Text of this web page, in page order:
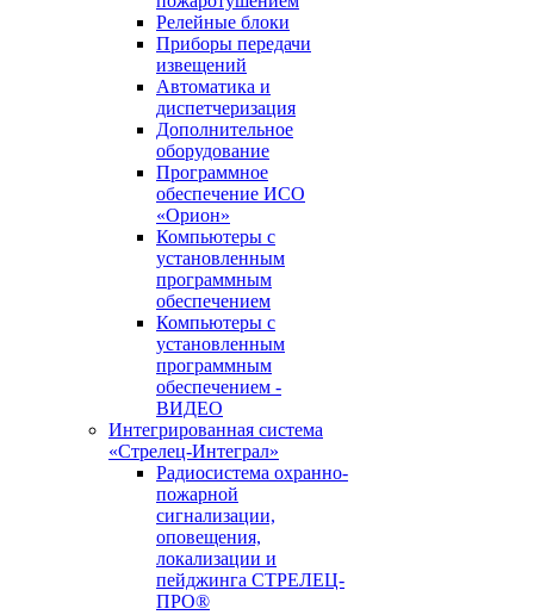
Релейные блоки
Приборы передачи
извещений
Автоматика и
диспетчеризация
Дополнительное
оборудование
Программное
обеспечение ИСО
«Орион»
Компьютеры с
установленным
программным
обеспечением
Компьютеры с
установленным
программным
обеспечением -
ВИДЕО
Интегрированная система
«Стрелец-Интеграл»
Радиосистема охранно-
пожарной
сигнализации,
оповещения,
локализации и
пейджинга СТРЕЛЕЦ-
ПРО®